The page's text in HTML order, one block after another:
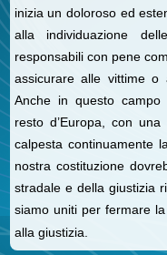
inizia un doloroso ed
alla individuazione
responsabili con pene
assicurare alle vittime o
Anche in questo campo
resto d’Europa, con
calpesta continuamente
nostra costituzione
stradale e della giustizia
siamo uniti per fermare
alla giustizia.